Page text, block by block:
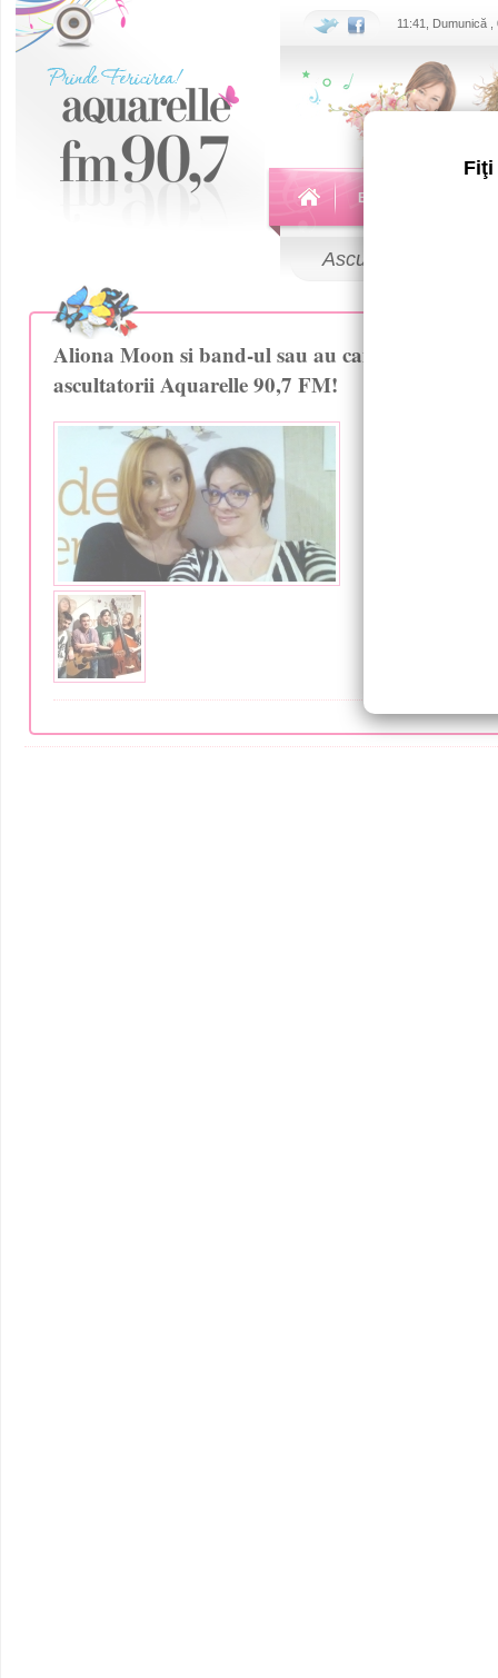
Fiţi
11:41, Dumunică ,
Echipa
Ascultă
Aliona Moon si band-ul sau au cantat 100%
ascultatorii Aquarelle 90,7 FM!